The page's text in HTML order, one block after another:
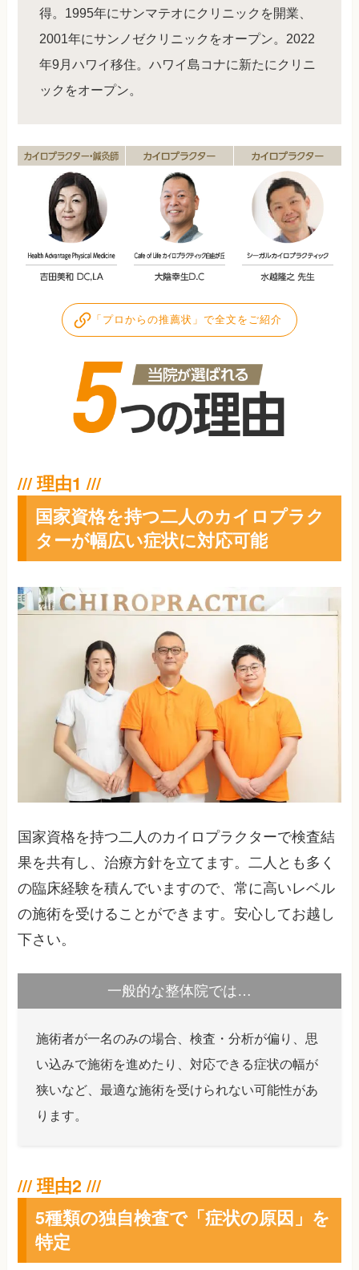
得。1995年にサンマテオにクリニックを開業、
2001年にサンノゼクリニックをオープン。2022
年9月ハワイ移住。ハワイ島コナに新たにクリニ
ックをオープン。
「プロからの推薦状」で全文をご紹介
国家資格を持つ二人のカイロプラク
ターが幅広い症状に対応可能
国家資格を持つ二人のカイロプラクターで検査結
果を共有し、治療方針を立てます。二人とも多く
の臨床経験を積んでいますので、常に高いレベル
の施術を受けることができます。安心してお越し
下さい。
一般的な整体院では…
施術者が一名のみの場合、検査・分析が偏り、思
い込みで施術を進めたり、対応できる症状の幅が
狭いなど、最適な施術を受けられない可能性があ
ります。
5種類の独自検査で「症状の原因」を
特定